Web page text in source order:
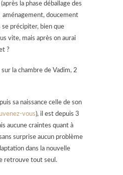
la phase déballage des
aménagement, doucement
se précipiter, bien que
vite, mais après on aurai
?
la chambre de Vadim, 2
sa naissance celle de son
vous), il est depuis 3
aucune craintes quant à
surprise aucun problème
dans la nouvelle
retrouve tout seul.